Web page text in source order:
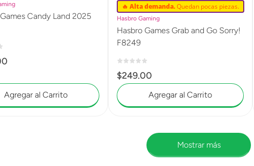
Candy Land 2025
Agregar al Carrito
🔥 Alta demanda.Quedan pocas piezas.
Hasbro Gaming
Hasbro Games Grab and Go Sorry!
F8249
$249.00
Agregar al Carrito
Mostrar más